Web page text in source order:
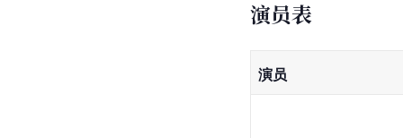
演员表
演员